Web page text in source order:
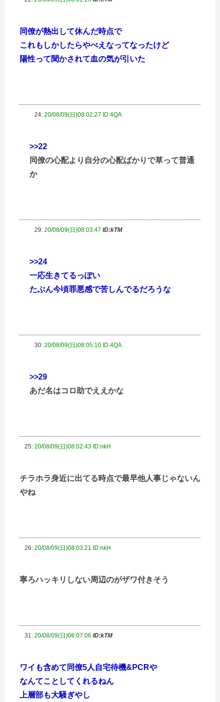
同僚が熱出して休んだ時点で
これもしかしたらやべえなってなったけど
陽性って聞かされて血の気が引いた
24: 20/08/09(日)08:02:27 ID:4QA
>>22
同僚の心配より自分の心配ばかりで草って普通
か
29: 20/08/09(日)08:03:47 ID:kTM
>>24
一応生きてるっぽい
たぶん今頃罪悪感で苦しんでるだろうな
30: 20/08/09(日)08:05:10 ID:4QA
>>29
あだ名はコロ助でええかな
25: 20/08/09(日)08:02:43 ID:nkH
チラホラ身近に出てる時点で最早他人事じゃないん
やね
26: 20/08/09(日)08:03:21 ID:nkH
寧ろハッキリしない周辺のがザワ付きそう
31: 20/08/09(日)08:07:06 ID:kTM
ワイも含めて同僚5人自宅待機&PCRや
なんてことしてくれるねん
上層部も大騒ぎやし